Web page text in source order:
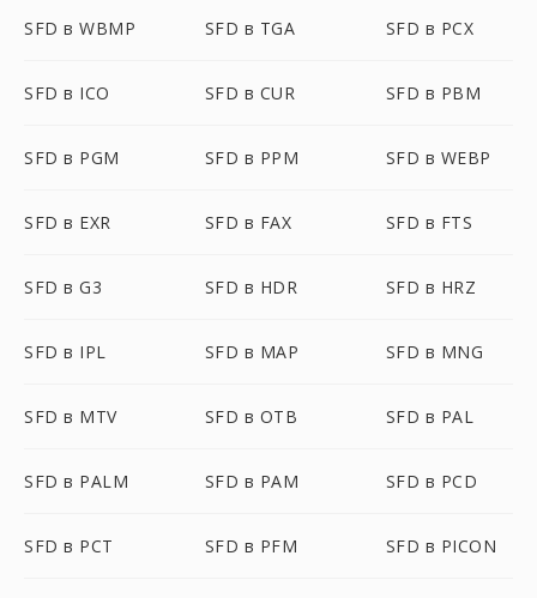
SFD в WBMP SFD в TGA SFD в PCX
SFD в ICO SFD в CUR SFD в PBM
SFD в PGM SFD в PPM SFD в WEBP
SFD в EXR SFD в FAX SFD в FTS
SFD в G3 SFD в HDR SFD в HRZ
SFD в IPL SFD в MAP SFD в MNG
SFD в MTV SFD в OTB SFD в PAL
SFD в PALM SFD в PAM SFD в PCD
SFD в PCT SFD в PFM SFD в PICON